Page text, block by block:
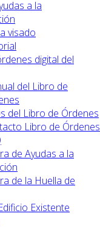
a la
visado
digital del
del Libro de
del Libro de Órdenes
Libro de Órdenes
de Ayudas a la
de la Huella de
Existente